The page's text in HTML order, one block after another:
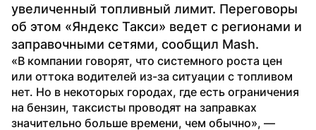
увеличенный топливный лимит. Переговоры
об этом «Яндекс Такси» ведет с регионами и
заправочными сетями, сообщил Mash.
«В компании говорят, что системного роста цен
или оттока водителей из-за ситуации с топливом
нет. Но в некоторых городах, где есть ограничения
на бензин, таксисты проводят на заправках